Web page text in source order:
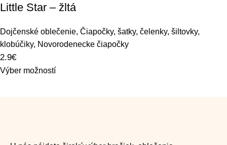
Little Star – žltá
Dojčenské oblečenie, Čiapočky, šatky, čelenky, šiltovky,
klobúčiky, Novorodenecke čiapočky
2.9€
Výber možností